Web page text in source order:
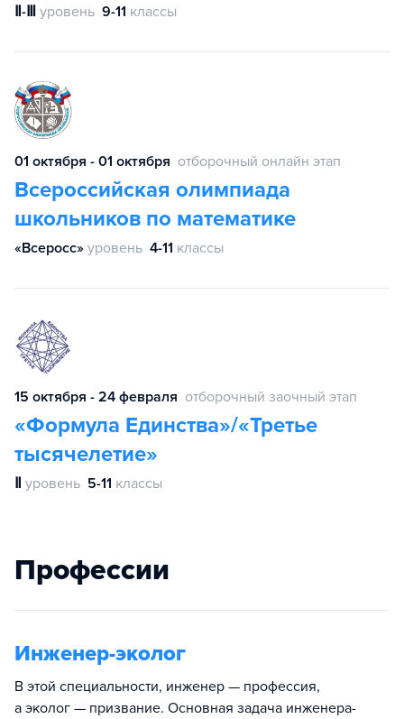
Ⅱ-Ⅲ уровень 9-11 классы
01 октября - 01 октября отборочный онлайн этап
Всероссийская олимпиада
школьников по математике
«Всеросс» уровень 4-11 классы
15 октября - 24 февраля отборочный заочный этап
«Формула Единства»/«Третье
тысячелетие»
Ⅱ уровень 5-11 классы
Профессии
Инженер-эколог
В этой специальности, инженер — профессия,
а эколог — призвание. Основная задача инженера-